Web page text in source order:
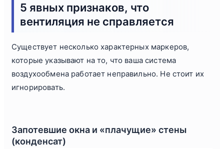
5 явных признаков, что
вентиляция не справляется
Существует несколько характерных маркеров,
которые указывают на то, что ваша система
воздухообмена работает неправильно. Не стоит их
игнорировать.
Запотевшие окна и «плачущие» стены
(конденсат)